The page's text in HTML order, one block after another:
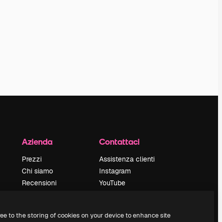
Azienda
Prezzi
Chi siamo
Recensioni
Blog
Contattaci
Assistenza clienti
Instagram
YouTube
Discord
to the storing of cookies on your device to enhance site